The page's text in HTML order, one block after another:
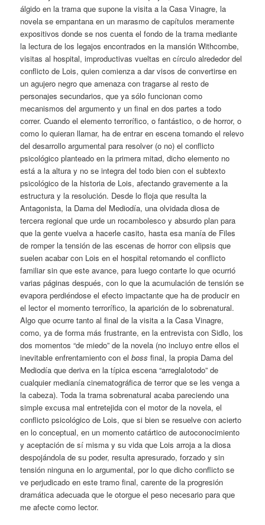
álgido en la trama que supone la visita a la Casa Vinagre, la
novela se empantana en un marasmo de capítulos meramente
expositivos donde se nos cuenta el fondo de la trama mediante
la lectura de los legajos encontrados en la mansión Withcombe,
visitas al hospital, improductivas vueltas en círculo alrededor del
conflicto de Lois, quien comienza a dar visos de convertirse en
un agujero negro que amenaza con tragarse al resto de
personajes secundarios, que ya sólo funcionan como
mecanismos del argumento y un final en dos partes a todo
correr. Cuando el elemento terrorífico, o fantástico, o de horror, o
como lo quieran llamar, ha de entrar en escena tomando el relevo
del desarrollo argumental para resolver (o no) el conflicto
psicológico planteado en la primera mitad, dicho elemento no
está a la altura y no se integra del todo bien con el subtexto
psicológico de la historia de Lois, afectando gravemente a la
estructura y la resolución. Desde lo floja que resulta la
Antagonista, la Dama del Mediodía, una olvidada diosa de
tercera regional que urde un rocambolesco y absurdo plan para
que la gente vuelva a hacerle casito, hasta esa manía de Files
de romper la tensión de las escenas de horror con elipsis que
suelen acabar con Lois en el hospital retomando el conflicto
familiar sin que este avance, para luego contarte lo que ocurrió
varias páginas después, con lo que la acumulación de tensión se
evapora perdiéndose el efecto impactante que ha de producir en
el lector el momento terrorífico, la aparición de lo sobrenatural.
Algo que ocurre tanto al final de la visita a la Casa Vinagre,
como, ya de forma más frustrante, en la entrevista con Sidlo, los
dos momentos “de miedo” de la novela (no incluyo entre ellos el
inevitable enfrentamiento con elboss final, la propia Dama del
Mediodía que deriva en la típica escena “arreglalotodo” de
cualquier medianía cinematográfica de terror que se les venga a
la cabeza). Toda la trama sobrenatural acaba pareciendo una
simple excusa mal entretejida con el motor de la novela, el
conflicto psicológico de Lois, que si bien se resuelve con acierto
en lo conceptual, en un momento catártico de autoconocimiento
y aceptación de sí misma y su vida que Lois arroja a la diosa
despojándola de su poder, resulta apresurado, forzado y sin
tensión ninguna en lo argumental, por lo que dicho conflicto se
ve perjudicado en este tramo final, carente de la progresión
dramática adecuada que le otorgue el peso necesario para que
me afecte como lector.